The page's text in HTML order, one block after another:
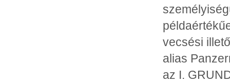
vecsési
alias
az I.